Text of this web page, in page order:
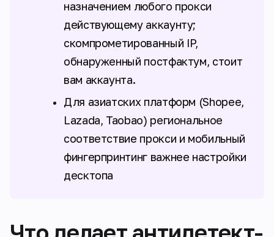
назначением любого прокси
действующему аккаунту;
скомпрометированный IP,
обнаруженный постфактум, стоит
вам аккаунта.
Для азиатских платформ (Shopee,
Lazada, Taobao) региональное
соответствие прокси и мобильный
фингерпринтинг важнее настройки
десктопа